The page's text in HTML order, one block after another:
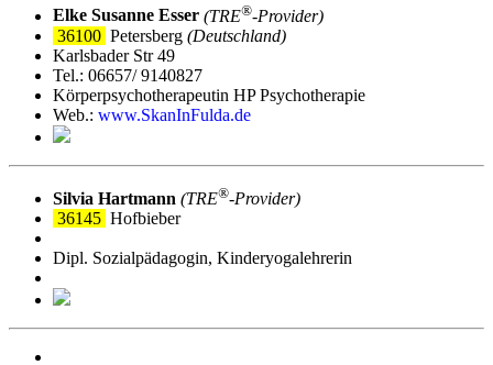
Elke Susanne Esser (TRE®‑Provider)
36100 Petersberg (Deutschland)
Karlsbader Str 49
Tel.: 06657/ 9140827
Körperpsychotherapeutin HP Psychotherapie
Web.: www.SkanInFulda.de
Silvia Hartmann (TRE®‑Provider)
36145 Hofbieber
Dipl. Sozialpädagogin, Kinderyogalehrerin